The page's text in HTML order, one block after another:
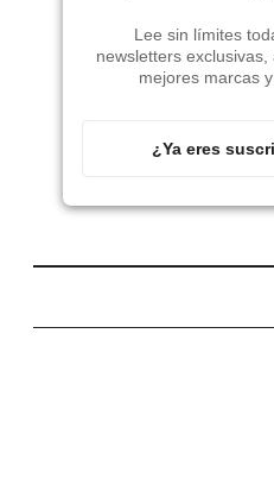
Lee sin límites
newsletters
mejores marcas
¿Ya eres